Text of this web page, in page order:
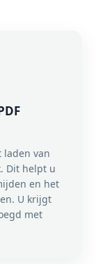
laden van
Dit helpt u
en het
U krijgt
met